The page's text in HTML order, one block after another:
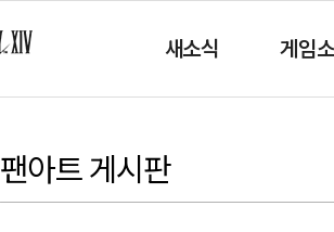
새소식 게임
팬아트 게시판